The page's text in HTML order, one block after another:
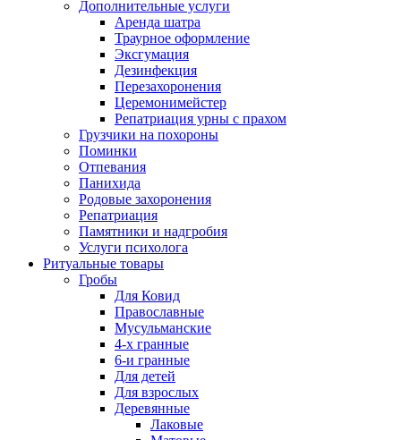
Дополнительные услуги
Аренда шатра
Траурное оформление
Эксгумация
Дезинфекция
Перезахоронения
Церемонимейстер
Репатриация урны с прахом
Грузчики на похороны
Поминки
Отпевания
Панихида
Родовые захоронения
Репатриация
Памятники и надгробия
Услуги психолога
Ритуальные товары
Гробы
Для Ковид
Православные
Мусульманские
4-х гранные
6-и гранные
Для детей
Для взрослых
Деревянные
Лаковые